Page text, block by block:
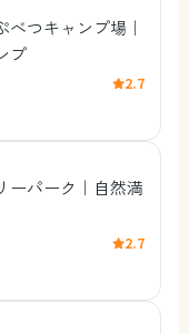
べつキャンプ場｜
プ
2.7
ーパーク｜自然満
2.7